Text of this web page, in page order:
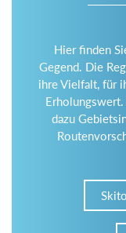
Hier finden
Gegend. Die
ihre Vielfalt, für
dazu